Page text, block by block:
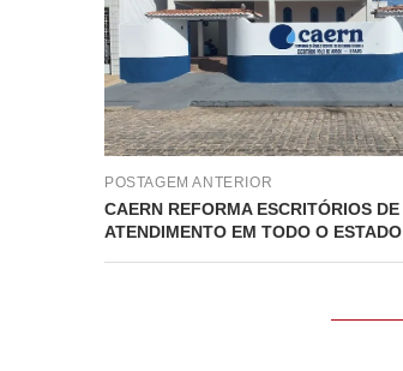
POSTAGEM ANTERIOR
CAERN REFORMA ESCRITÓRIOS DE
ATENDIMENTO EM TODO O ESTADO